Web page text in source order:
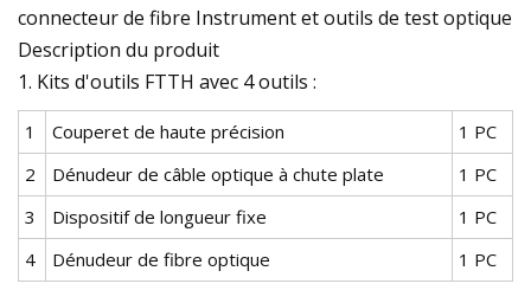
connecteur de fibre Instrument et outils de test optique
Description du produit
1. Kits d'outils FTTH avec 4 outils :
1 Couperet de haute précision
1 PC
2
Dénudeur de câble optique à chute plate
1 PC
3
Dispositif de longueur fixe
1 PC
4
Dénudeur de fibre optique 1 PC